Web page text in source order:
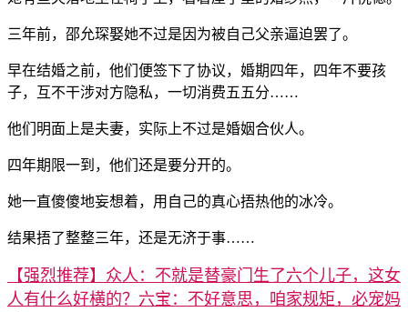
三年前，邵允琛娶她不过是因为被自己父亲逼迫罢了。
早在结婚之前，他们便签下了协议，婚期四年，四年不要孩
子，互不干涉对方隐私，一切消费五五分……
他们明面上是夫妻，实际上不过是婚姻合伙人。
四年期限一到，他们还是要分开的。
她一直傻傻地妄想着，用自己的真心捂热他的冰冷。
结果捂了整整三年，还是无济于事……
【强烈推荐】众人：不就是替豪门生了六个儿子，这女
人有什么好横的？六宝：不好意思，咱家规矩，必宠妈